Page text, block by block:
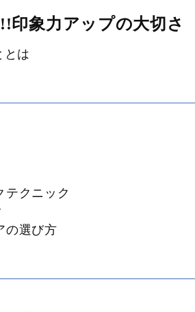
印象力アップの大切さ
とは
テクニック
の選び方